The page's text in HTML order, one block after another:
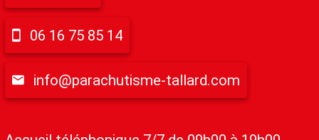
06 16 75 85 14
info@parachutisme-tallard.com